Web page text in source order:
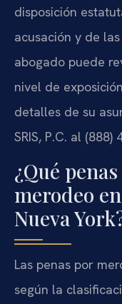
disposición
acusación y de
abogado puede
nivel de
detalles de su
SRIS, P.C. al (888)
¿Qué
merodeo
Nueva
Las penas por
según la